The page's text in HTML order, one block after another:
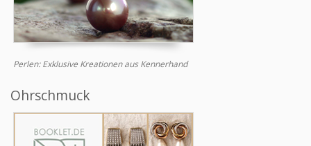
Perlen: Exklusive Kreationen aus Kennerhand
Ohrschmuck